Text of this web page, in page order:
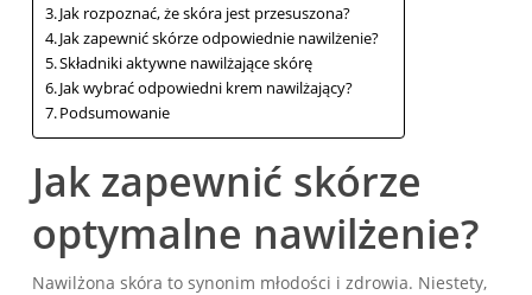
Jak rozpoznać, że skóra jest przesuszona?
Jak zapewnić skórze odpowiednie nawilżenie?
Składniki aktywne nawilżające skórę
Jak wybrać odpowiedni krem nawilżający?
Podsumowanie
Jak zapewnić skórze
optymalne nawilżenie?
Nawilżona skóra to synonim młodości i zdrowia. Niestety,